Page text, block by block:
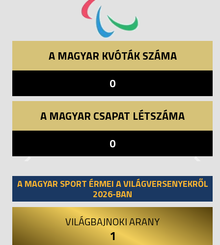
A MAGYAR KVÓTÁK SZÁMA
0
A MAGYAR CSAPAT LÉTSZÁMA
0
A MAGYAR SPORT ÉRMEI A VILÁGVERSENYEKRŐL
2026-BAN
VILÁGBAJNOKI ARANY
1